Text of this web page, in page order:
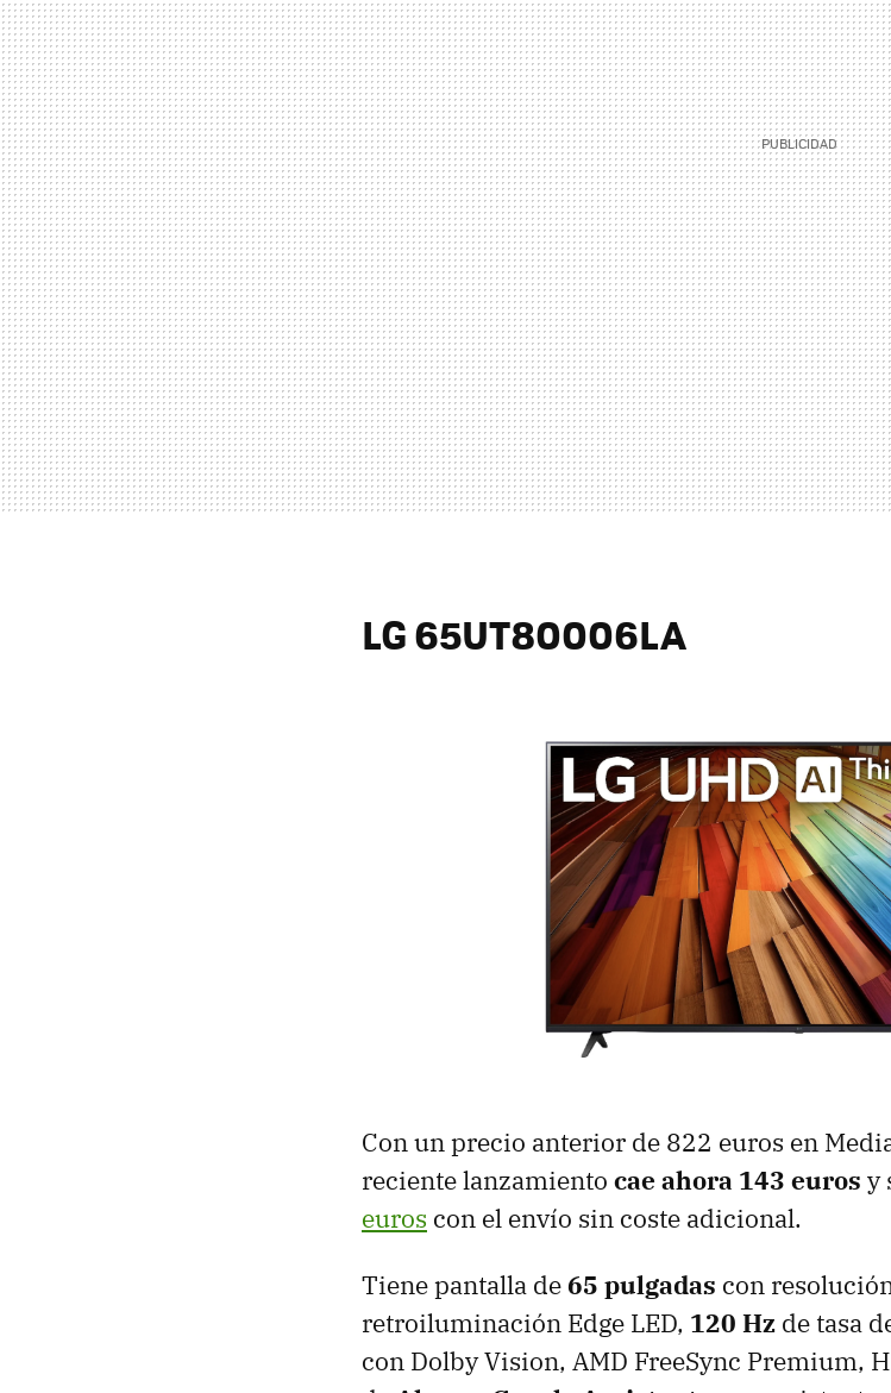
LG 65UT80006LA
Con un precio anterior de 822 euros en
reciente lanzamiento cae ahora 143 euros y
euros con el envío sin coste adicional.
Tiene pantalla de65 pulgadas con
retroiluminación Edge LED, 120 Hz de tasa
con Dolby Vision, AMD FreeSync Premium,